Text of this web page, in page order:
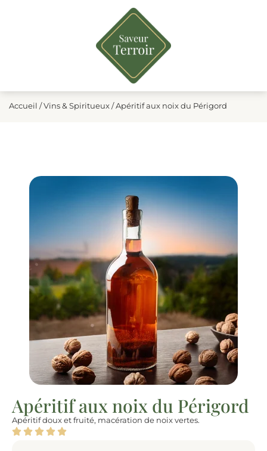
Accueil /Vins & Spiritueux/ Apéritif aux noix du Périgord
Apéritif aux noix du Périgord
Apéritif doux et fruité, macération de noix vertes.